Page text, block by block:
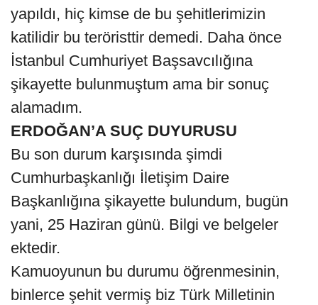
yapıldı, hiç kimse de bu şehitlerimizin
katilidir bu teröristtir demedi. Daha önce
İstanbul Cumhuriyet Başsavcılığına
şikayette bulunmuştum ama bir sonuç
alamadım.
ERDOĞAN’A SUÇ DUYURUSU
Bu son durum karşısında şimdi
Cumhurbaşkanlığı İletişim Daire
Başkanlığına şikayette bulundum, bugün
yani, 25 Haziran günü. Bilgi ve belgeler
ektedir.
Kamuoyunun bu durumu öğrenmesinin,
binlerce şehit vermiş biz Türk Milletinin